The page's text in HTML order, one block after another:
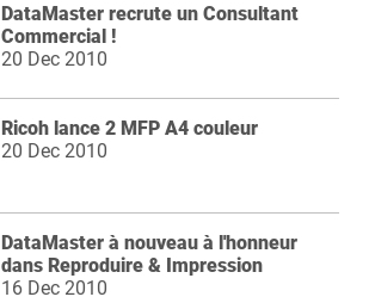
DataMaster recrute un Consultant
Commercial !
20 Dec 2010
Ricoh lance 2 MFP A4 couleur
20 Dec 2010
DataMaster à nouveau à l'honneur
dans Reproduire & Impression
16 Dec 2010